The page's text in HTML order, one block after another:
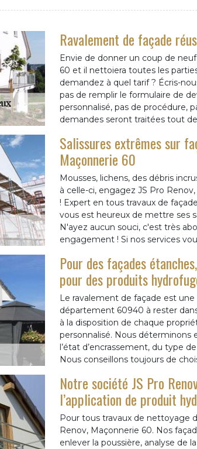
Ravalement de façade
Envie de donner un coup de
60 et il nettoiera toutes les
demandez à quel tarif ? Écris-
pas de remplir le formulaire de
personnalisé, pas de procédure,
demandes seront traitées tout
Salissures extrêmes sur
Maçonnerie 60
Mousses, lichens, des débris
à celle-ci, engagez JS Pro
! Expert en tous travaux de
vous est heureux de mettre ses
N'ayez aucun souci, c'est très
engagement ! Si nos services
Pour des façades
pour des produits
Le ravalement de façade est
département 60940 à rester
à la disposition de chaque
personnalisé. Nous déterminons
l’état d’encrassement, du type
Nous conseillons toujours de
Notre société JS Pro
l’application de produit
Pour tous travaux de nettoyage
Renov, Maçonnerie 60. Nos
enlever la poussière, analyse de